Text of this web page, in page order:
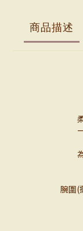
商品描述
腕圍(